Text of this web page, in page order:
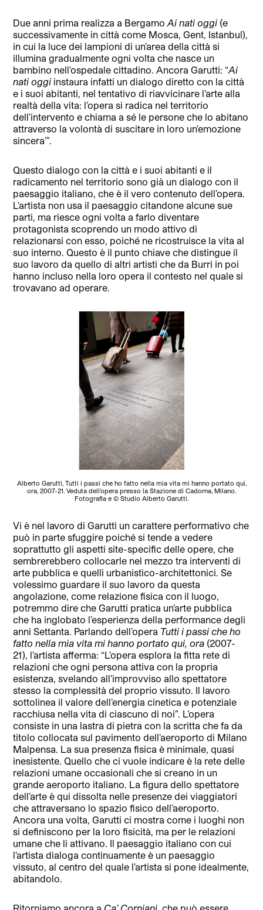
Due anni prima realizza a BergamoAi nati oggi (e
successivamente in città come Mosca, Gent, Istanbul),
in cui la luce dei lampioni di un’area della città si
illumina gradualmente ogni volta che nasce un
bambino nell’ospedale cittadino. Ancora Garutti: “Ai
nati oggi instaura infatti un dialogo diretto con la città
e i suoi abitanti, nel tentativo di riavvicinare l’arte alla
realtà della vita: l’opera si radica nel territorio
dell’intervento e chiama a sé le persone che lo abitano
attraverso la volontà di suscitare in loro un’emozione
sincera’”.
Questo dialogo con la città e i suoi abitanti e il
radicamento nel territorio sono già un dialogo con il
paesaggio italiano, che è il vero contenuto dell’opera.
L’artista non usa il paesaggio citandone alcune sue
parti, ma riesce ogni volta a farlo diventare
protagonista scoprendo un modo attivo di
relazionarsi con esso, poiché ne ricostruisce la vita al
suo interno. Questo è il punto chiave che distingue il
suo lavoro da quello di altri artisti che da Burri in poi
hanno incluso nella loro opera il contesto nel quale si
trovavano ad operare.
Alberto Garutti, Tutti i passi che ho fatto nella mia vita mi hanno portato qui,
ora, 2007-21. Veduta dell’opera presso la Stazione di Cadorna, Milano.
Fotografia e © Studio Alberto Garutti.
Vi è nel lavoro di Garutti un carattere performativo che
può in parte sfuggire poiché si tende a vedere
soprattutto gli aspetti site-specific delle opere, che
sembrerebbero collocarle nel mezzo tra interventi di
arte pubblica e quelli urbanistico-architettonici. Se
volessimo guardare il suo lavoro da questa
angolazione, come relazione fisica con il luogo,
potremmo dire che Garutti pratica un’arte pubblica
che ha inglobato l’esperienza della performance degli
anni Settanta. Parlando dell’opera Tutti i passi che ho
fatto nella mia vita mi hanno portato qui, ora (2007-
21), l’artista afferma: “L’opera esplora la fitta rete di
relazioni che ogni persona attiva con la propria
esistenza, svelando all’improvviso allo spettatore
stesso la complessità del proprio vissuto. Il lavoro
sottolinea il valore dell’energia cinetica e potenziale
racchiusa nella vita di ciascuno di noi”. L’opera
consiste in una lastra di pietra con la scritta che fa da
titolo collocata sul pavimento dell’aeroporto di Milano
Malpensa. La sua presenza fisica è minimale, quasi
inesistente. Quello che ci vuole indicare è la rete delle
relazioni umane occasionali che si creano in un
grande aeroporto italiano. La figura dello spettatore
dell’arte è qui dissolta nelle presenze dei viaggiatori
che attraversano lo spazio fisico dell’aeroporto.
Ancora una volta, Garutti ci mostra come i luoghi non
si definiscono per la loro fisicità, ma per le relazioni
umane che li attivano. Il paesaggio italiano con cui
l’artista dialoga continuamente è un paesaggio
vissuto, al centro del quale l’artista si pone idealmente,
abitandolo.